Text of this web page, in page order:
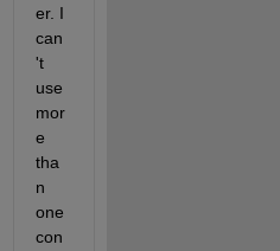
er. I
can
't
use
mor
e
tha
n
one
con